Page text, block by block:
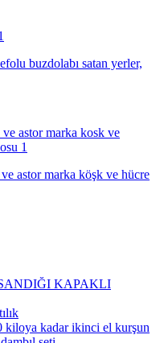
buzdolabı satan yerler,
astor marka köşk ve hücre
KAPAKLI
kiloya kadar ikinci el kurşun